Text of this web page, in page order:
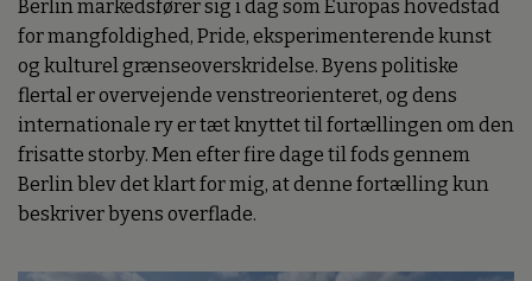
Berlin markedsfører sig i dag som Europas hovedstad
for mangfoldighed, Pride, eksperimenterende kunst
og kulturel grænseoverskridelse. Byens politiske
flertal er overvejende venstreorienteret, og dens
internationale ry er tæt knyttet til fortællingen om den
frisatte storby. Men efter fire dage til fods gennem
Berlin blev det klart for mig, at denne fortælling kun
beskriver byens overflade.